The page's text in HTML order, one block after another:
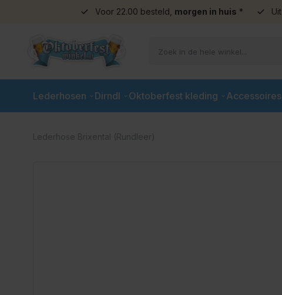
Voor 22.00 besteld, morgen in huis * Uit
Lederhosen Dirndl Oktoberfest kleding Accessoires
Lederhose Brixental (Rundleer)